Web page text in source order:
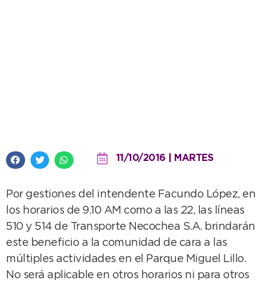
11/10/2016 | MARTES
Por gestiones del intendente Facundo López, en
los horarios de 9.10 AM como a las 22, las líneas
510 y 514 de Transporte Necochea S.A. brindarán
este beneficio a la comunidad de cara a las
múltiples actividades en el Parque Miguel Lillo.
No será aplicable en otros horarios ni para otros